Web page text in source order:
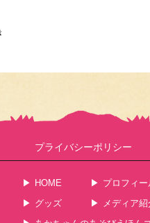
プライバシーポリシー
HOME プロフィー
グッズ
メディア紹